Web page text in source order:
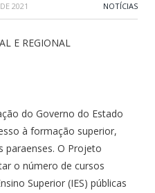
2021 NOTÍCIAS
E REGIONAL
do Governo do Estado
à formação superior,
paraenses. O Projeto
o número de cursos
Superior (IES) públicas